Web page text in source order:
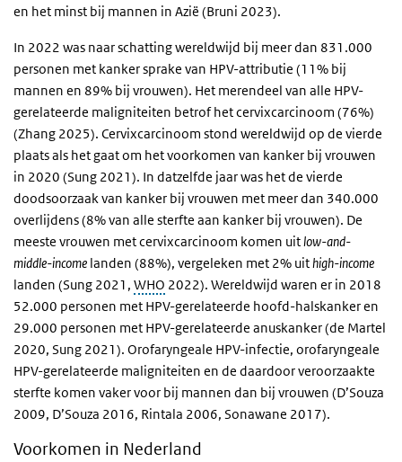
en het minst bij mannen in Azië (Bruni 2023).
In 2022 was naar schatting wereldwijd bij meer dan 831.000
personen met kanker sprake van HPV-attributie (11% bij
mannen en 89% bij vrouwen). Het merendeel van alle HPV-
gerelateerde maligniteiten betrof het cervixcarcinoom (76%)
(Zhang 2025). Cervixcarcinoom stond wereldwijd op de vierde
plaats als het gaat om het voorkomen van kanker bij vrouwen
in 2020 (Sung 2021). In datzelfde jaar was het de vierde
doodsoorzaak van kanker bij vrouwen met meer dan 340.000
overlijdens (8% van alle sterfte aan kanker bij vrouwen). De
meeste vrouwen met cervixcarcinoom komen uitlow-and-
middle-income landen (88%), vergeleken met 2% uithigh-income
landen (Sung 2021, WHO 2022). Wereldwijd waren er in 2018
52.000 personen met HPV-gerelateerde hoofd-halskanker en
29.000 personen met HPV-gerelateerde anuskanker (de Martel
2020, Sung 2021). Orofaryngeale HPV-infectie, orofaryngeale
HPV-gerelateerde maligniteiten en de daardoor veroorzaakte
sterfte komen vaker voor bij mannen dan bij vrouwen (D’Souza
2009, D’Souza 2016, Rintala 2006, Sonawane 2017).
Voorkomen in Nederland